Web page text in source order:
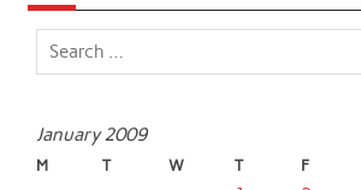
January 2009
M T W T F